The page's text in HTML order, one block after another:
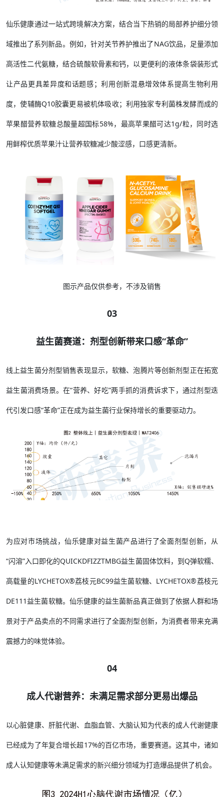
仙乐健康通过一站式跨境解决方案，结合当下热销的局部养护细分领
域推出了系列新品。例如，针对关节养护推出了NAG饮品，足量添加
高活性二代氨糖，结合硫酸软骨素和钙，以更便利的液体条袋装形式
让产品更具差异度和话题感；利用创新混悬增效体系提高生物利用
度，使辅酶Q10胶囊更易被机体吸收；利用独家专利菌株发酵而成的
苹果醋营养软糖总酸量超国标58%，最高苹果醋可达1g/粒，同时选
用鲜榨优质苹果汁让营养软糖减少酸涩感，口感更清新。
图示产品仅供参考，不涉及销售
03
益生菌赛道：剂型创新带来口感“革命”
线上益生菌分剂型销售表现显示，软糖、泡腾片等创新剂型正在拓宽
益生菌消费场景。在“营养、好吃”两手抓的消费诉求下，通过剂型迭
代引发口感“革命”正在成为益生菌行业保持增长的重要驱动力。
为应对市场挑战，仙乐健康对益生菌产品进行了全面剂型创新，从
“闪溶”入口即化的QUICKDFIZZTMBG益生菌固体饮料，到Q弹软糯、
高载量的LYCHETOX®荔枝元BC99益生菌软糖、LYCHETOX®荔枝元
DE111益生菌软糖。仙乐健康的益生菌新品真正做到了依据人群和场
景对于产品卖点的不同需求进行了全面剂型创新，为消费者带来充满
震撼力的味觉体验。
04
成人代谢营养：未满足需求部分更易出爆品
以心脏健康、肝脏代谢、血脂血管、大脑认知为代表的成人代谢健康
已经成为了年复合增长超17%的百亿市场，重要赛道。这其中，诸如
成人认知健康等未满足需求的新兴细分领域为打造爆品提供了机会。